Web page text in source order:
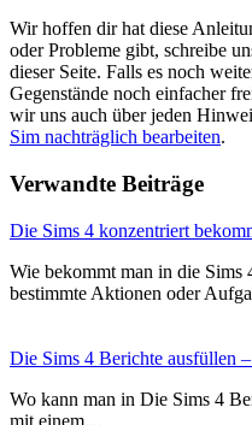
Wir hoffen dir hat diese
oder Probleme gibt, schreibe
dieser Seite. Falls es noch
Gegenstände noch einfacher
wir uns auch über jeden
Sim nachträglich bearbeiten.
Verwandte Beiträge
Die Sims 4 konzentriert
Wie bekommt man in die Sims
bestimmte Aktionen oder
Die Sims 4 Berichte ausfüllen –
Wo kann man in Die Sims 4
mit einem…